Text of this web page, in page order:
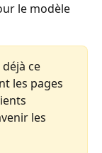
le modèle
ce
les pages
les